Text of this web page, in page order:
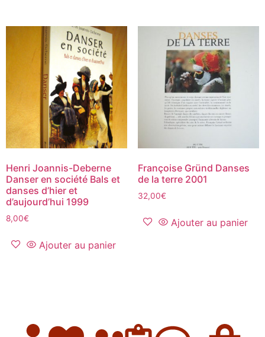
Henri Joannis-Deberne
Danser en société Bals et
danses d’hier et
d’aujourd’hui 1999
8,00€
Ajouter au panier
Françoise Gründ Danses
de la terre 2001
32,00€
Ajouter au panier